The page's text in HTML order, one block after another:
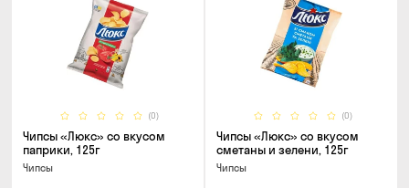
(0)
Чипсы «Люкс» со вкусом
паприки, 125г
Чипсы
(0)
Чипсы «Люкс» со вкусом
сметаны и зелени, 125г
Чипсы